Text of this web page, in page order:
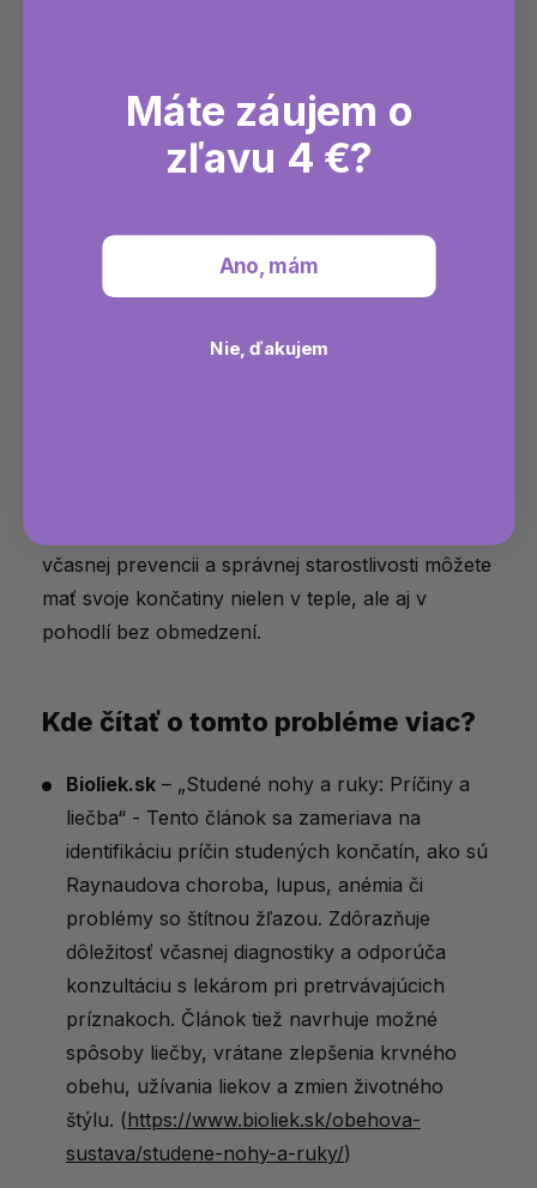
Zima, chladné kancelárie alebo stres môžu
privodiť nepríjemný “pocit studených nôh” aj
signálov a účinných stratégií dokáže tento
problém zmierniť alebo úplne odstrániť. Kľúčom
je kombinácia jednoduchých domácich techník na
lístka bohatého na omega-3 a mikroživiny
včasnej prevencii a správnej starostlivosti môžete
mať svoje končatiny nielen v teple, ale aj v
pohodlí bez obmedzení.
Kde čítať o tomto probléme viac?
Bioliek.sk – „Studené nohy a ruky: Príčiny a
liečba“ - Tento článok sa zameriava na
identifikáciu príčin studených končatín, ako sú
Raynaudova choroba, lupus, anémia či
problémy so štítnou žľazou. Zdôrazňuje
dôležitosť včasnej diagnostiky a odporúča
konzultáciu s lekárom pri pretrvávajúcich
príznakoch. Článok tiež navrhuje možné
spôsoby liečby, vrátane zlepšenia krvného
obehu, užívania liekov a zmien životného
štýlu. (https://www.bioliek.sk/obehova-
sustava/studene-nohy-a-ruky/)
Máte záujem o
zľavu 4 €?
Ano, mám
Nie, ďakujem